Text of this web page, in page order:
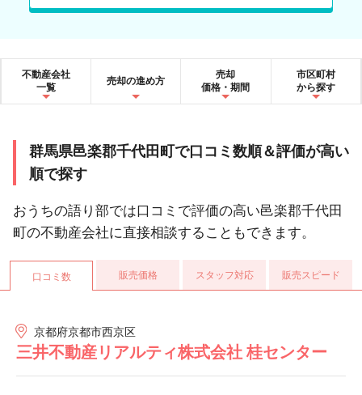
不動産会社
一覧
売却の進め方
売却
価格・期間
市区町村
から探す
群馬県邑楽郡千代田町で口コミ数順＆評価が高い
順で探す
おうちの語り部では口コミで評価の高い邑楽郡千代田
町の不動産会社に直接相談することもできます。
口コミ数 販売価格 スタッフ対応 販売スピード
京都府京都市西京区
三井不動産リアルティ株式会社 桂センター